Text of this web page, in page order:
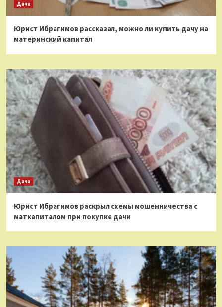
Дача
Юрист Ибрагимов рассказал, можно ли купить дачу на
материнский капитал
Дача
Юрист Ибрагимов раскрыл схемы мошенничества с
маткапиталом при покупке дачи